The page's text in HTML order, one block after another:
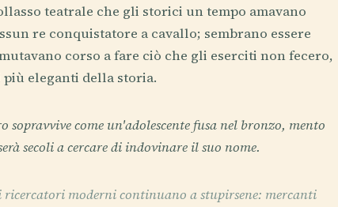
teatrale che gli storici un tempo amavano
re conquistatore a cavallo; sembrano essere
corso a fare ciò che gli eserciti non fecero,
eleganti della storia.
come un'adolescente fusa nel bronzo, mento
secoli a cercare di indovinare il suo nome.
ricercatori moderni continuano a stupirsene: mercanti